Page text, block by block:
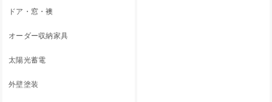
ドア・窓・襖
オーダー収納家具
太陽光蓄電
外壁塗装